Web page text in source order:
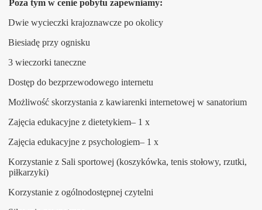
Poza tym w cenie pobytu zapewniamy:
Dwie wycieczki krajoznawcze po okolicy
Biesiadę przy ognisku
3 wieczorki taneczne
Dostęp do bezprzewodowego internetu
Możliwość skorzystania z kawiarenki internetowej w sanatorium
Zajęcia edukacyjne z dietetykiem– 1 x
Zajęcia edukacyjne z psychologiem– 1 x
Korzystanie z Sali sportowej (koszykówka, tenis stołowy, rzutki,
piłkarzyki)
Korzystanie z ogólnodostępnej czytelni